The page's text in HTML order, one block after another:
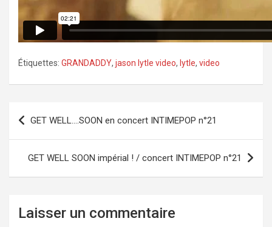
Étiquettes: GRANDADDY, jason lytle video, lytle, video
Navigation
de
l’article
GET WELL….SOON en concert INTIMEPOP n°21
GET WELL SOON impérial ! / concert INTIMEPOP n°21
Laisser un commentaire